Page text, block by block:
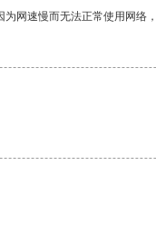
网速慢而无法正常使用网络